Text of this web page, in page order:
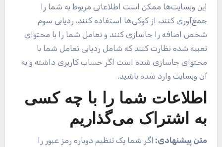
این وبسایت‌ها ممکن است اطلاعاتی مربوط به شما را
جمع‌آوری کنند، از کوکی‌ها استفاده کنند، ردیابی سوم
شخص اضافه را جاسازی کنند و تعامل شما را با محتوای
تعبیه شده نظارت کنند که شامل ردیابی تعامل شما با
محتوای جاسازی شده است اگر حساب کاربری داشته و به
آن وبسایت وارد شده باشید.
اطلاعات شما را با چه کسی
به اشتراک می‌گذاریم
متن پیشنهادی: اگر شما یک تنظیم دوباره رمز عبور را